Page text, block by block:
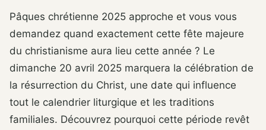
Pâques chrétienne 2025 approche et vous vous
demandez quand exactement cette fête majeure
du christianisme aura lieu cette année ? Le
dimanche 20 avril 2025 marquera la célébration de
la résurrection du Christ, une date qui influence
tout le calendrier liturgique et les traditions
familiales. Découvrez pourquoi cette période revêt